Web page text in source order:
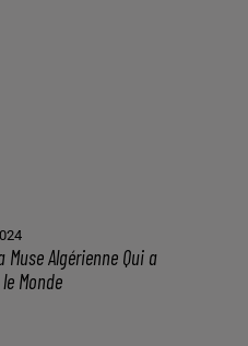
Muse Algérienne Qui a
Monde